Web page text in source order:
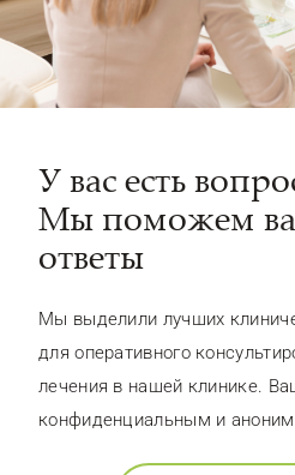
У вас есть
Мы поможем
ответы
Мы выделили лучших
для оперативного
лечения в нашей клинике.
конфиденциальным и